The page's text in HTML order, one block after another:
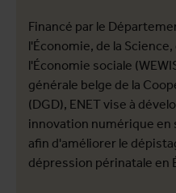
Financé par le
l'Économie, de la
l'Économie sociale
générale belge de la
(DGD), ENET vise à
innovation numérique en
afin d'améliorer le
dépression périnatale en